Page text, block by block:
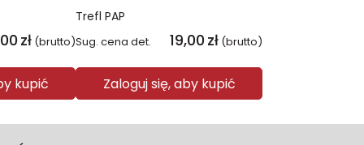
zł (brutto)
kupić
Trefl PAP
Sug. cena det. 19,00 zł (brutto)
Zaloguj się, aby kupić